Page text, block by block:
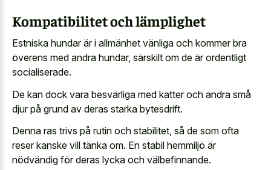
Kompatibilitet och lämplighet
Estniska hundar är i allmänhet vänliga och kommer bra
överens med andra hundar, särskilt om de är ordentligt
socialiserade.
De kan dock vara besvärliga med katter och andra små
djur på grund av deras starka bytesdrift.
Denna ras trivs på rutin och stabilitet, så de som ofta
reser kanske vill tänka om. En stabil hemmiljö är
nödvändig för deras lycka och välbefinnande.